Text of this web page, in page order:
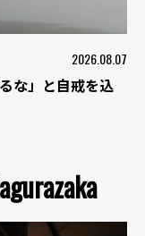
2026.08.07
な」と自戒を込